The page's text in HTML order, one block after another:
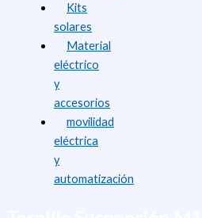
Kits
solares
Material
eléctrico
y
accesorios
movilidad
eléctrica
y
automatización